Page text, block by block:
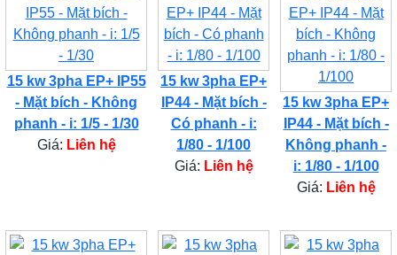
15 kw 3pha EP+ IP55
- Mặt bích - Không
phanh - i: 1/5 - 1/30
Giá: Liên hệ
15 kw 3pha EP+
IP44 - Mặt bích -
Có phanh - i:
1/80 - 1/100
Giá: Liên hệ
15 kw 3pha EP+
IP44 - Mặt bích -
Không phanh -
i: 1/80 - 1/100
Giá: Liên hệ